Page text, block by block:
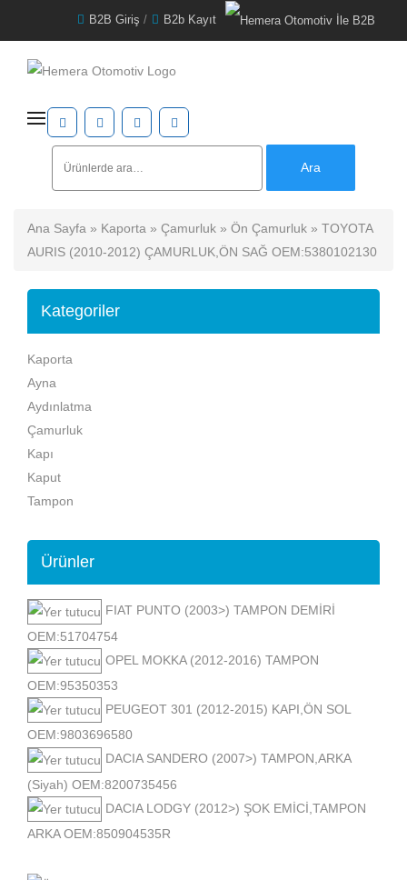
B2B Giriş / B2b Kayıt
Ara
Ana Sayfa » Kaporta » Çamurluk » Ön Çamurluk » TOYOTA
AURIS (2010-2012) ÇAMURLUK,ÖN SAĞ OEM:5380102130
Kategoriler
Kaporta
Ayna
Aydınlatma
Çamurluk
Kapı
Kaput
Tampon
Ürünler
FIAT PUNTO (2003>) TAMPON DEMİRİ
OEM:51704754
OPEL MOKKA (2012-2016) TAMPON
OEM:95350353
PEUGEOT 301 (2012-2015) KAPI,ÖN SOL
OEM:9803696580
DACIA SANDERO (2007>) TAMPON,ARKA
(Siyah) OEM:8200735456
DACIA LODGY (2012>) ŞOK EMİCİ,TAMPON
ARKA OEM:850904535R